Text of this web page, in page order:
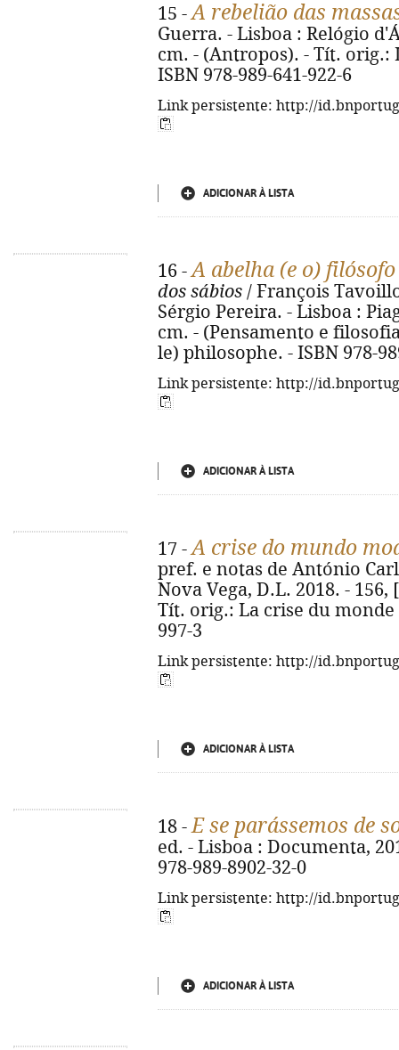
15 -A rebelião das
Guerra. - Lisboa : Relógio
cm. - (Antropos). - Tít. orig.:
ISBN 978-989-641-922-6
Link persistente: http://
ADICIONAR À LISTA
16 -A abelha (e o) filósofo
dos sábios / François
Sérgio Pereira. - Lisboa :
cm. - (Pensamento e
le) philosophe. - ISBN 978-
Link persistente: http://
ADICIONAR À LISTA
17 -A crise do mundo
pref. e notas de António
Nova Vega, D.L. 2018. - 156,
Tít. orig.: La crise du monde
997-3
Link persistente: http://
ADICIONAR À LISTA
18 -E se parássemos de
ed. - Lisboa : Documenta,
978-989-8902-32-0
Link persistente: http://
ADICIONAR À LISTA